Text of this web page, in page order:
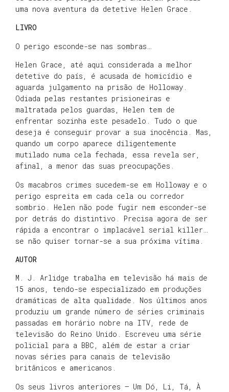
uma nova aventura da detetive Helen Grace.
LIVRO
O perigo esconde-se nas sombras…
Helen Grace, até aqui considerada a melhor
detetive do país, é acusada de homicídio e
aguarda julgamento na prisão de Holloway.
Odiada pelas restantes prisioneiras e
maltratada pelos guardas, Helen tem de
enfrentar sozinha este pesadelo. Tudo o que
deseja é conseguir provar a sua inocência. Mas,
quando um corpo aparece diligentemente
mutilado numa cela fechada, essa revela ser,
afinal, a menor das suas preocupações.
Os macabros crimes sucedem-se em Holloway e o
perigo espreita em cada cela ou corredor
sombrio. Helen não pode fugir nem esconder-se
por detrás do distintivo. Precisa agora de ser
rápida a encontrar o implacável serial killer…
se não quiser tornar-se a sua próxima vítima.
AUTOR
M. J. Arlidge trabalha em televisão há mais de
15 anos, tendo-se especializado em produções
dramáticas de alta qualidade. Nos últimos anos
produziu um grande número de séries criminais
passadas em horário nobre na ITV, rede de
televisão do Reino Unido. Escreveu uma série
policial para a BBC, além de estar a criar
novas séries para canais de televisão
britânicos e americanos.
Os seus livros anteriores – Um Dó, Li, Tá, À